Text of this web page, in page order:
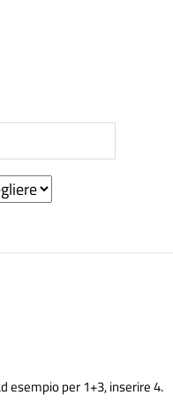
esempio per 1+3, inserire 4.